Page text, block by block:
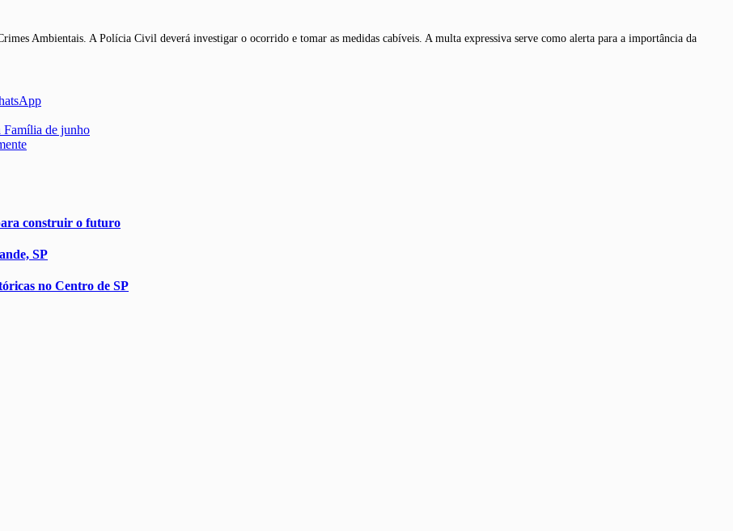
Ambientais. A Polícia Civil deverá investigar o ocorrido e tomar as medidas cabíveis. A multa expressiva serve como alerta para a importância da
Família de junho
construir o futuro
SP
no Centro de SP